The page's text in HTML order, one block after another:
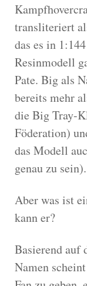
transliteriert
das es in
Resinmodell
Pate. Big als
bereits mehr
die Big Tray-
Föderation)
das Modell
genau zu
Aber was ist
kann er?
Basierend auf
Namen